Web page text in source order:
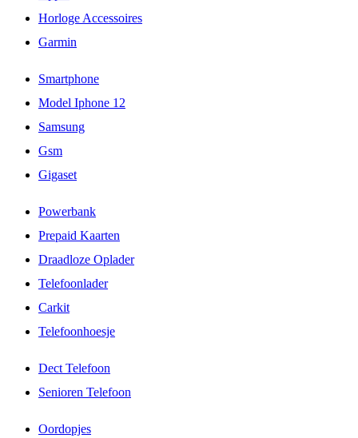
Horloge Accessoires
Garmin
Smartphone
Model Iphone 12
Samsung
Gsm
Gigaset
Powerbank
Prepaid Kaarten
Draadloze Oplader
Telefoonlader
Carkit
Telefoonhoesje
Dect Telefoon
Senioren Telefoon
Oordopjes